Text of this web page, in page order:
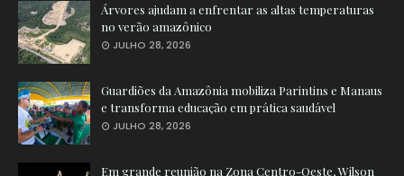
Árvores ajudam a enfrentar as altas temperaturas
no verão amazônico
JULHO 28, 2026
Guardiões da Amazônia mobiliza Parintins e Manaus
e transforma educação em prática saudável
JULHO 28, 2026
Em grande reunião na Zona Centro-Oeste, Wilson